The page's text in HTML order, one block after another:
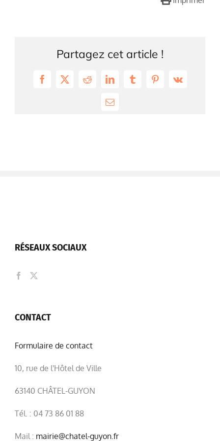
Partagez cet article !
Facebook
X RedditLinkedInTumblrPinterest
Vk
Email
RÉSEAUX SOCIAUX
CONTACT
Formulaire de contact
10, rue de l'Hôtel de Ville
63140 CHÂTEL-GUYON
Tél. : 04 73 86 01 88
Mail : mairie@chatel-guyon.fr